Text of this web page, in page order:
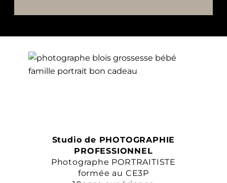
Studio de PHOTOGRAPHIE
PROFESSIONNEL
Photographe PORTRAITISTE
formée au CE3P